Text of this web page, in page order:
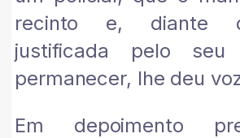
recinto e, diante
justificada pelo
permanecer, lhe deu
Em depoimento